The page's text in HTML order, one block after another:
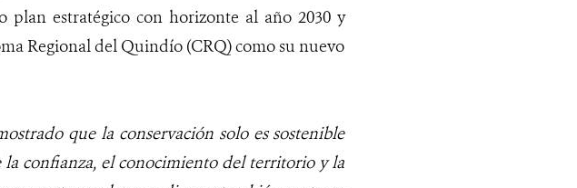
plan estratégico con horizonte al año 2030 y
Regional del Quindío (CRQ) como su nuevo
que la conservación solo es sostenible
la confianza, el conocimiento del territorio y la